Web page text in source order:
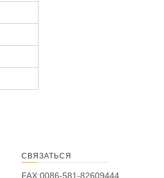
СВЯЗАТЬСЯ
FAX:0086-581-82609444